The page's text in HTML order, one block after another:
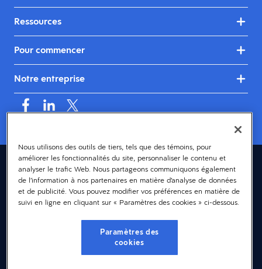
Ressources
Pour commencer
Notre entreprise
Canada (français)
© 2026 Dayforce
Confidentialité
Modalités et conditions
Accessibilité
Avis sur les témoins
Nous utilisons des outils de tiers, tels que des témoins, pour
améliorer les fonctionnalités du site, personnaliser le contenu et
analyser le trafic Web. Nous partageons communiquons également
de l’information à nos partenaires en matière d’analyse de données
et de publicité. Vous pouvez modifier vos préférences en matière de
suivi en ligne en cliquant sur « Paramètres des cookies » ci-dessous.
Paramètres des
cookies